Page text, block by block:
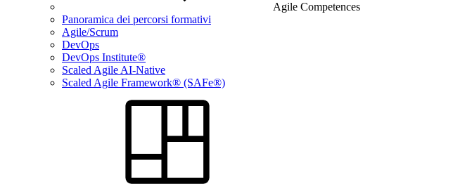
Agile Competences
Panoramica dei percorsi formativi
Agile/Scrum
DevOps
DevOps Institute®
Scaled Agile AI-Native
Scaled Agile Framework® (SAFe®)